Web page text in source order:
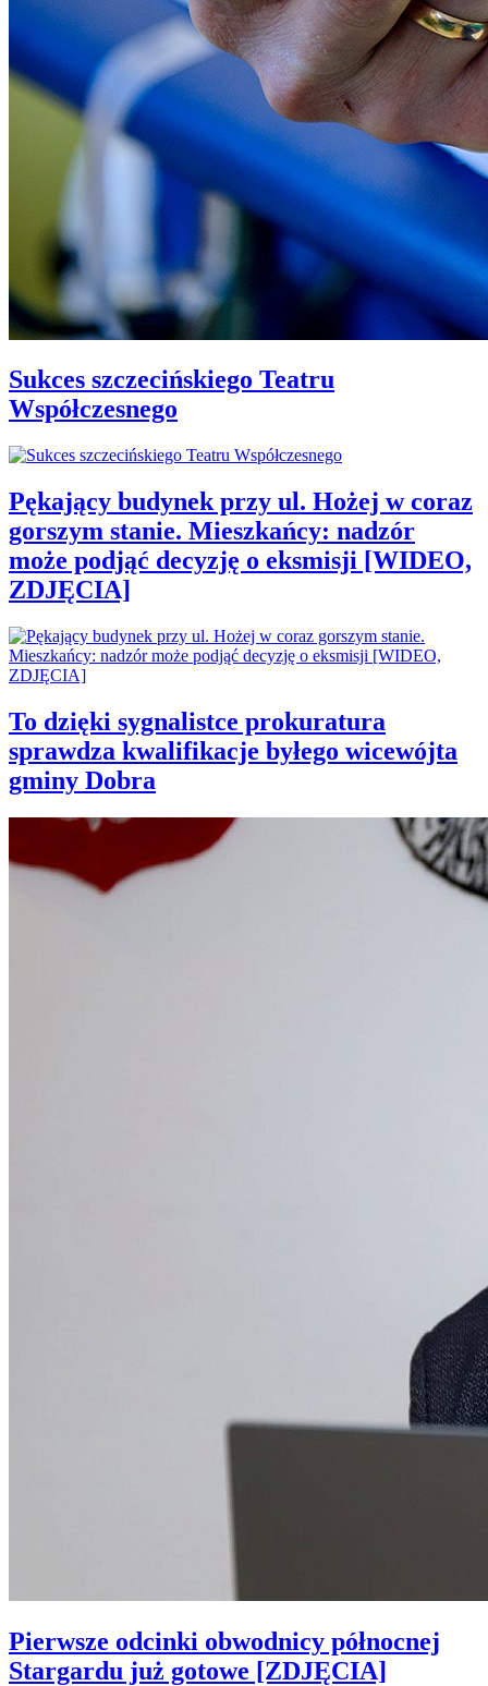
Sukces szczecińskiego Teatru
Współczesnego
Pękający budynek przy ul. Hożej w coraz
gorszym stanie. Mieszkańcy: nadzór
może podjąć decyzję o eksmisji [WIDEO,
ZDJĘCIA]
To dzięki sygnalistce prokuratura
sprawdza kwalifikacje byłego wicewójta
gminy Dobra
Pierwsze odcinki obwodnicy północnej
Stargardu już gotowe [ZDJĘCIA]